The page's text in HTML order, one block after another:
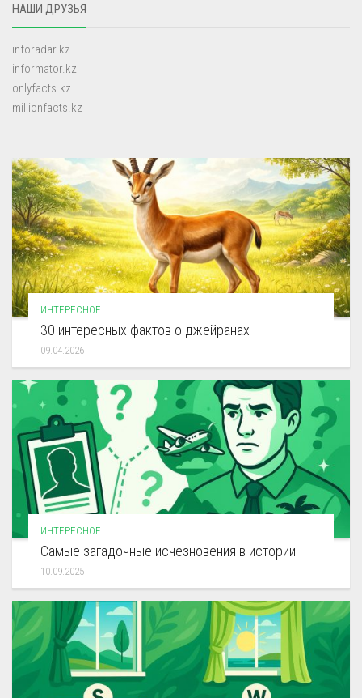
НАШИ ДРУЗЬЯ
inforadar.kz
informator.kz
onlyfacts.kz
millionfacts.kz
ИНТЕРЕСНОЕ
30 интересных фактов о джейранах
09.04.2026
ИНТЕРЕСНОЕ
Самые загадочные исчезновения в истории
10.09.2025